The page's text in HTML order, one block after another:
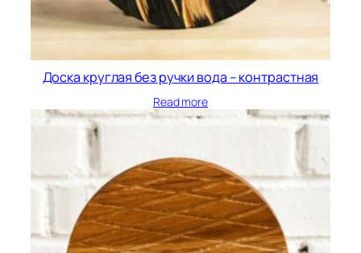
Доска круглая без ручки вода – контрастная
Read more